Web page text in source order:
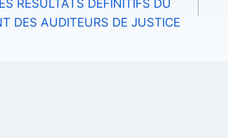
RÉSULTATS DÉFINITIFS DU
DES AUDITEURS DE JUSTICE